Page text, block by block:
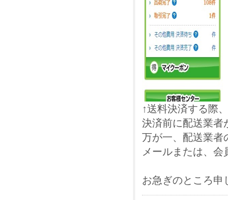
↑送料決済する際
決済前に配送業者
万が一、配送業者
メールまたは、
お急ぎのところ申